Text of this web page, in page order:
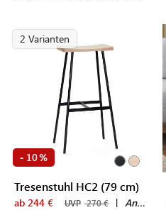
2 Varianten
- 10%
Tresenstuhl HC2 (79 cm)
ab 244 € UVP 270 € | Andersen Furniture